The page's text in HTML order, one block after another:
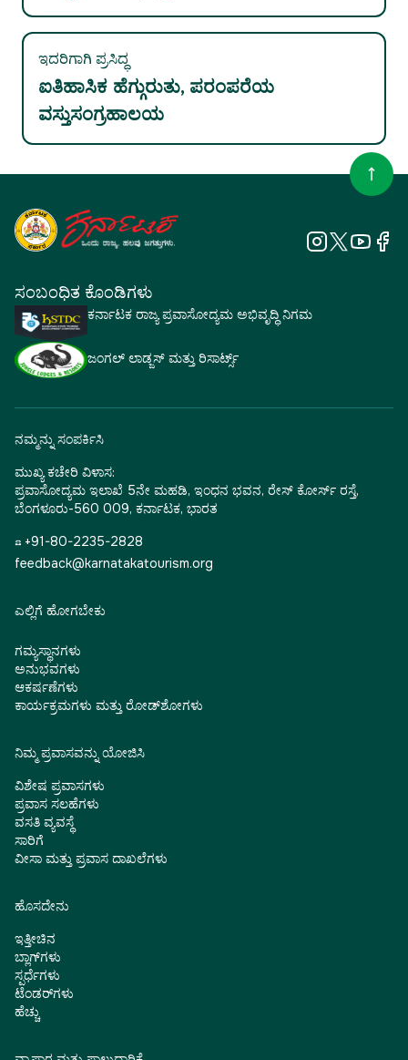
ಇದರಿಗಾಗಿ ಪ್ರಸಿದ್ಧ
ಐತಿಹಾಸಿಕ ಹೆಗ್ಗುರುತು, ಪರಂಪರೆಯ
ವಸ್ತುಸಂಗ್ರಹಾಲಯ
ಸಂಬಂಧಿತ ಕೊಂಡಿಗಳು
ಕರ್ನಾಟಕ ರಾಜ್ಯ ಪ್ರವಾಸೋದ್ಯಮ ಅಭಿವೃದ್ಧಿ ನಿಗಮ
ಜಂಗಲ್ ಲಾಡ್ಜಸ್ ಮತ್ತು ರಿಸಾರ್ಟ್ಸ್
ನಮ್ಮನ್ನು ಸಂಪರ್ಕಿಸಿ
ಮುಖ್ಯ ಕಚೇರಿ ವಿಳಾಸ:
ಪ್ರವಾಸೋದ್ಯಮ ಇಲಾಖೆ 5ನೇ ಮಹಡಿ, ಇಂಧನ ಭವನ, ರೇಸ್ ಕೋರ್ಸ್ ರಸ್ತೆ,
ಬೆಂಗಳೂರು-560 009, ಕರ್ನಾಟಕ, ಭಾರತ
☎ +91-80-2235-2828
feedback@karnatakatourism.org
ಎಲ್ಲಿಗೆ ಹೋಗಬೇಕು
ಗಮ್ಯಸ್ಥಾನಗಳು
ಅನುಭವಗಳು
ಆಕರ್ಷಣೆಗಳು
ಕಾರ್ಯಕ್ರಮಗಳು ಮತ್ತು ರೋಡ್‌ಶೋಗಳು
ನಿಮ್ಮ ಪ್ರವಾಸವನ್ನು ಯೋಜಿಸಿ
ವಿಶೇಷ ಪ್ರವಾಸಗಳು
ಪ್ರವಾಸ ಸಲಹೆಗಳು
ವಸತಿ ವ್ಯವಸ್ಥೆ
ಸಾರಿಗೆ
ವೀಸಾ ಮತ್ತು ಪ್ರವಾಸ ದಾಖಲೆಗಳು
ಹೊಸದೇನು
ಇತ್ತೀಚಿನ
ಬ್ಲಾಗ್‌ಗಳು
ಸ್ಪರ್ಧೆಗಳು
ಟೆಂಡರ್‌ಗಳು
ಹೆಚ್ಚು